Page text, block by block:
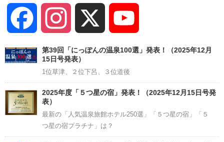
Facebook Instagram
Channel
第39回「にっぽんの温泉100選」発表！（2025年12月
15日号発表）
1位草津、２位下呂、３位道後
2025年度「５つ星の宿」発表！（2025年12月15日号発
表）
最新の「人気温泉旅館ホテル250選」「５つ星の宿」「５
つ星の宿プラチナ」は？